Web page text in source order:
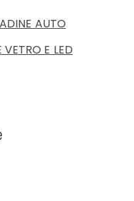
AUTO
E LED